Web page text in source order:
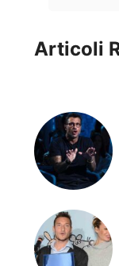
Articoli